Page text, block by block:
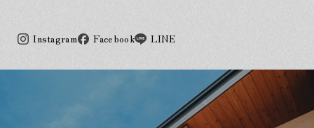
Instagram Facebook LINE